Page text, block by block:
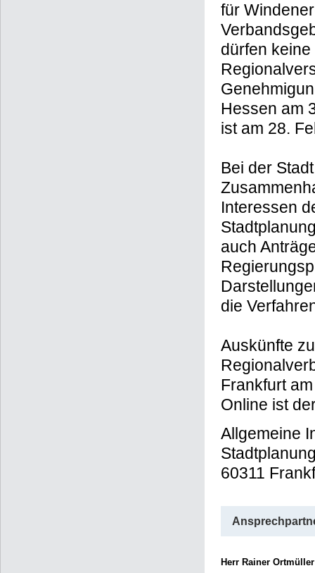
für
dürfen
Hessen am
ist am 28.
Bei der
Interessen
auch
die
Auskünfte
Frankfurt
Online ist
Allgemeine
60311
Herr Rainer Ortmüller